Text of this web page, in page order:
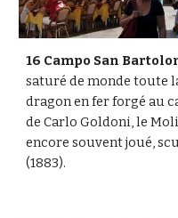
16 Campo San
saturé de monde toute
dragon en fer forgé au
de Carlo Goldoni, le
encore souvent joué,
(1883).